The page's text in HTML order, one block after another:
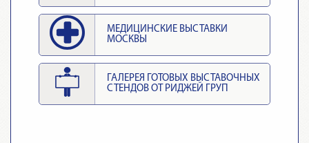
МЕДИЦИНСКИЕ ВЫСТАВКИ
МОСКВЫ
ГАЛЕРЕЯ ГОТОВЫХ ВЫСТАВОЧНЫХ
СТЕНДОВ ОТ РИДЖЕЙ ГРУП